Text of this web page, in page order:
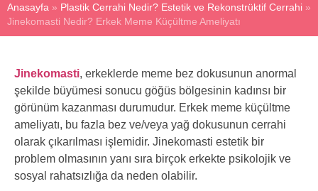
Anasayfa » Plastik Cerrahi Nedir? Estetik ve Rekonstrüktif Cerrahi »
Jinekomasti Nedir? Erkek Meme Küçültme Ameliyatı
Jinekomasti, erkeklerde meme bez dokusunun anormal
şekilde büyümesi sonucu göğüs bölgesinin kadınsı bir
görünüm kazanması durumudur. Erkek meme küçültme
ameliyatı, bu fazla bez ve/veya yağ dokusunun cerrahi
olarak çıkarılması işlemidir. Jinekomasti estetik bir
problem olmasının yanı sıra birçok erkekte psikolojik ve
sosyal rahatsızlığa da neden olabilir.